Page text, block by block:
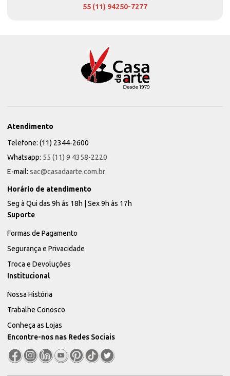
55 (11) 94250-7277
Atendimento
Telefone: (11) 2344-2600
Whatsapp: 55 (11) 9 4358-2220
E-mail: sac@casadaarte.com.br
Horário de atendimento
Seg à Qui das 9h às 18h | Sex 9h às 17h
Suporte
Formas de Pagamento
Segurança e Privacidade
Troca e Devoluções
Institucional
Nossa História
Trabalhe Conosco
Conheça as Lojas
Encontre-nos nas Redes Sociais